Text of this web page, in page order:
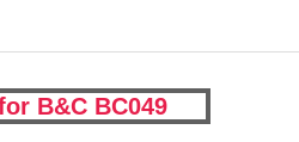
B&C BC049